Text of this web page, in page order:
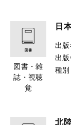
図書・雑
誌・視聴
覚
日
出
出
種別
北